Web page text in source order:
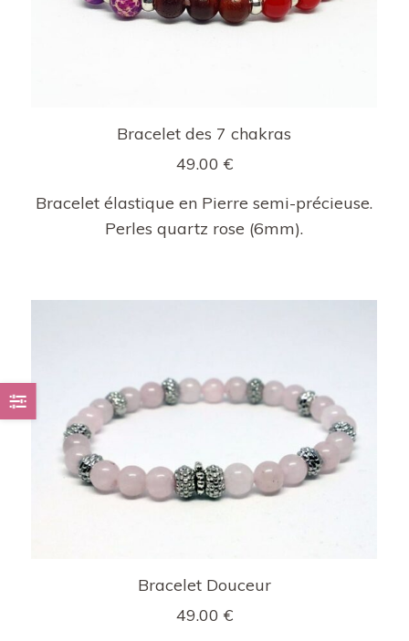
Bracelet des 7 chakras
49.00 €
Bracelet élastique en Pierre semi-précieuse.
Perles quartz rose (6mm).
Bracelet Douceur
49.00 €